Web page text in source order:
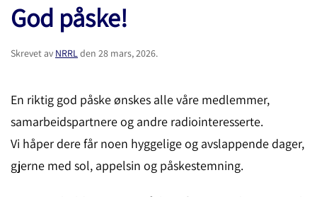
God påske!
Skrevet av NRRLden 28 mars, 2026.
En riktig god påske ønskes alle våre medlemmer,
samarbeidspartnere og andre radiointeresserte.
Vi håper dere får noen hyggelige og avslappende dager,
gjerne med sol, appelsin og påskestemning.